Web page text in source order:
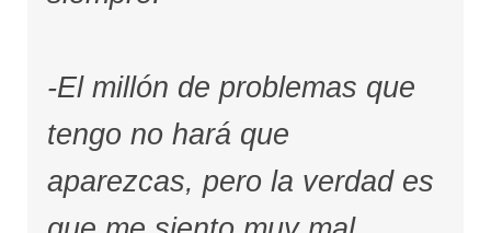
-El millón de problemas que
tengo no hará que
aparezcas, pero la verdad es